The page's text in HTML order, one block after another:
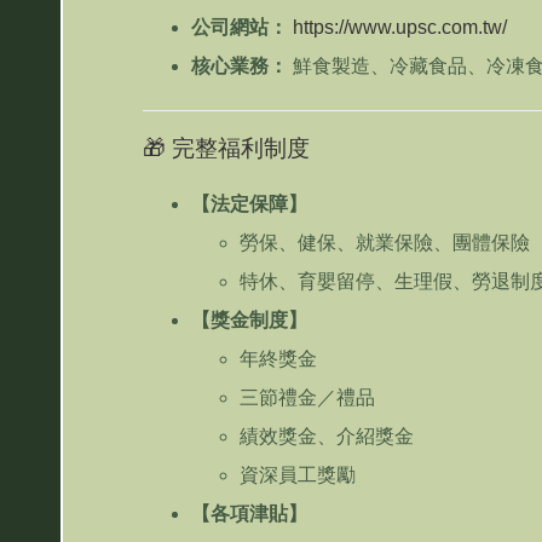
公司網站：
https://www.upsc.com.tw/
核心業務： 鮮食製造、冷藏食品、冷凍
🎁 完整福利制度
【法定保障】
勞保、健保、就業保險、團體保險
特休、育嬰留停、生理假、勞退制
【獎金制度】
年終獎金
三節禮金／禮品
績效獎金、介紹獎金
資深員工獎勵
【各項津貼】